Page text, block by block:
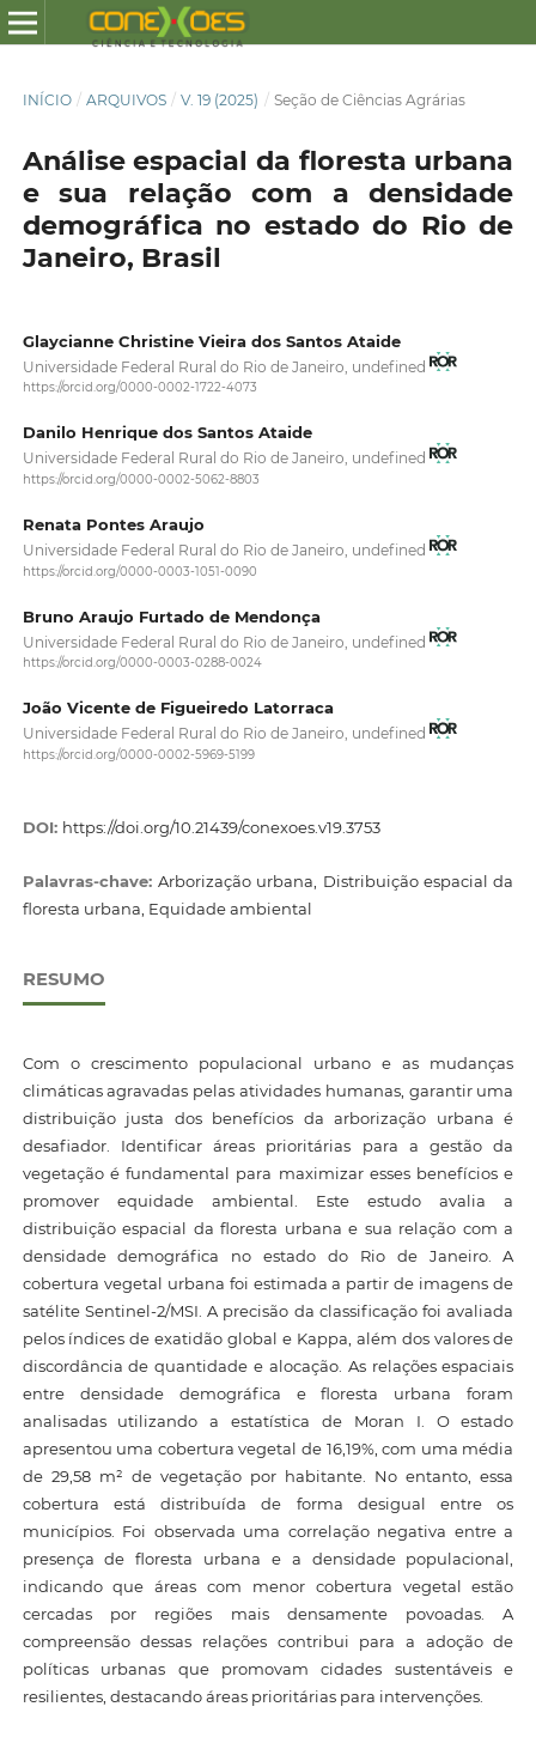
INÍCIO / ARQUIVOS / V. 19 (2025) / Seção de Ciências Agrárias
Análise espacial da floresta urbana
e sua relação com a densidade
demográfica no estado do Rio de
Janeiro, Brasil
Glaycianne Christine Vieira dos Santos Ataide
Universidade Federal Rural do Rio de Janeiro, undefined
https://orcid.org/0000-0002-1722-4073
Danilo Henrique dos Santos Ataide
Universidade Federal Rural do Rio de Janeiro, undefined
https://orcid.org/0000-0002-5062-8803
Renata Pontes Araujo
Universidade Federal Rural do Rio de Janeiro, undefined
https://orcid.org/0000-0003-1051-0090
Bruno Araujo Furtado de Mendonça
Universidade Federal Rural do Rio de Janeiro, undefined
https://orcid.org/0000-0003-0288-0024
João Vicente de Figueiredo Latorraca
Universidade Federal Rural do Rio de Janeiro, undefined
https://orcid.org/0000-0002-5969-5199
DOI: https://doi.org/10.21439/conexoes.v19.3753
Palavras-chave: Arborização urbana, Distribuição espacial da
floresta urbana, Equidade ambiental
RESUMO
Com o crescimento populacional urbano e as mudanças
climáticas agravadas pelas atividades humanas, garantir uma
distribuição justa dos benefícios da arborização urbana é
desafiador. Identificar áreas prioritárias para a gestão da
vegetação é fundamental para maximizar esses benefícios e
promover equidade ambiental. Este estudo avalia a
distribuição espacial da floresta urbana e sua relação com a
densidade demográfica no estado do Rio de Janeiro. A
cobertura vegetal urbana foi estimada a partir de imagens de
satélite Sentinel-2/MSI. A precisão da classificação foi avaliada
pelos índices de exatidão global e Kappa, além dos valores de
discordância de quantidade e alocação. As relações espaciais
entre densidade demográfica e floresta urbana foram
analisadas utilizando a estatística de Moran I. O estado
apresentou uma cobertura vegetal de 16,19%, com uma média
de 29,58 m² de vegetação por habitante. No entanto, essa
cobertura está distribuída de forma desigual entre os
municípios. Foi observada uma correlação negativa entre a
presença de floresta urbana e a densidade populacional,
indicando que áreas com menor cobertura vegetal estão
cercadas por regiões mais densamente povoadas. A
compreensão dessas relações contribui para a adoção de
políticas urbanas que promovam cidades sustentáveis e
resilientes, destacando áreas prioritárias para intervenções.